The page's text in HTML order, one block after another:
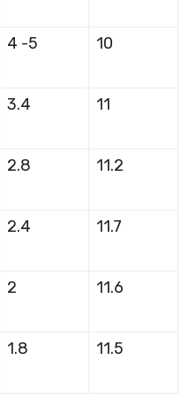
4 -5 10
3.4 11
2.8 11.2
2.4 11.7
2 11.6
1.8 11.5